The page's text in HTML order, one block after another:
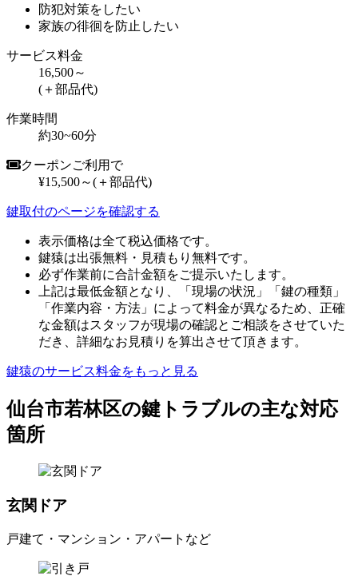
防犯対策をしたい
家族の徘徊を防止したい
サービス料金
16,500～
(＋部品代)
作業時間
約30~60分
クーポンご利用で
¥15,500～(＋部品代)
鍵取付のページを確認する
表示価格は全て税込価格です。
鍵猿は出張無料・見積もり無料です。
必ず作業前に合計金額をご提示いたします。
上記は最低金額となり、「現場の状況」「鍵の種類」
「作業内容・方法」によって料金が異なるため、正確
な金額はスタッフが現場の確認とご相談をさせていた
だき、詳細なお見積りを算出させて頂きます。
鍵猿のサービス料金をもっと見る
仙台市若林区の鍵トラブルの主な対応
箇所
玄関ドア
戸建て・マンション・アパートなど